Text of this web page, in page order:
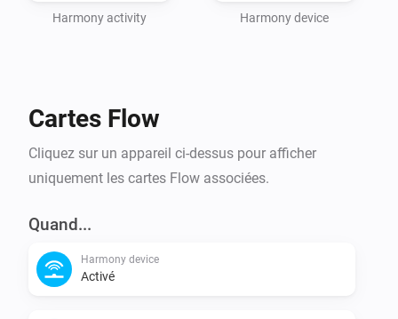
Harmony activity Harmony device
Cartes Flow
Cliquez sur un appareil ci-dessus pour afficher
uniquement les cartes Flow associées.
Quand...
Harmony device
Activé